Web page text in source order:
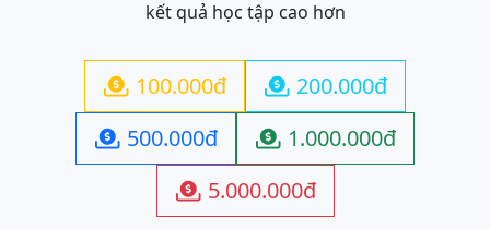
kết quả học tập cao hơn
 100.000đ  200.000đ
 500.000đ  1.000.000đ
 5.000.000đ